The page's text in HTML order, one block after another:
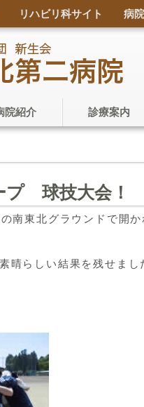
プ 球技大会！
南東北グラウンドで開
晴らしい結果を残せまし
リハビリ科サイト 病
院紹介 診療案内